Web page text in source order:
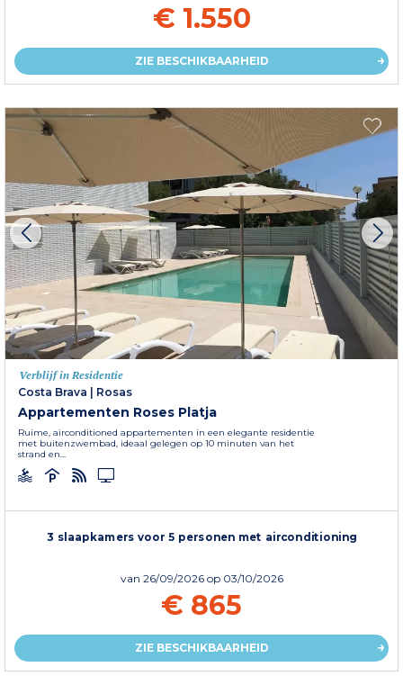
€ 1.550
ZIE BESCHIKBAARHEID
Verblijf in Residentie
Costa Brava | Rosas
Appartementen Roses Platja
Ruime, airconditioned appartementen in een elegante residentie
met buitenzwembad, ideaal gelegen op 10 minuten van het
strand en...
3 slaapkamers voor 5 personen met airconditioning
van 26/09/2026 op 03/10/2026
€ 865
ZIE BESCHIKBAARHEID